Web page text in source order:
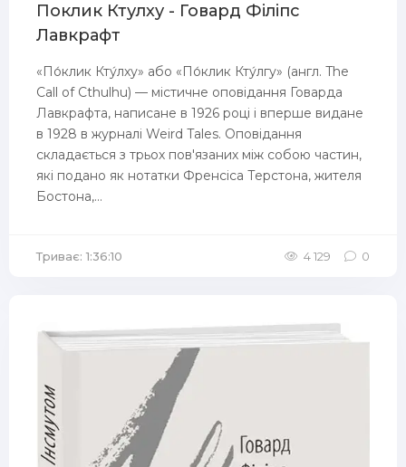
Поклик Ктулху - Говард Філіпс
Лавкрафт
«По́клик Кту́лху» або «По́клик Кту́лгу» (англ. The
Call of Cthulhu) — містичне оповідання Говарда
Лавкрафта, написане в 1926 році і вперше видане
в 1928 в журналі Weird Tales. Оповідання
складається з трьох пов'язаних між собою частин,
які подано як нотатки Френсіса Терстона, жителя
Бостона,...
Триває: 1:36:10 4 129 0